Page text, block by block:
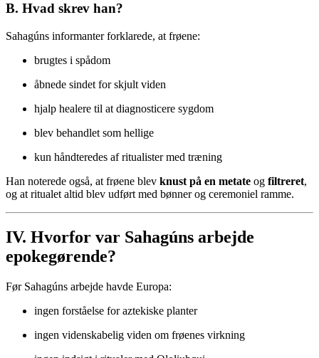
B. Hvad skrev han?
Sahagúns informanter forklarede, at frøene:
brugtes i spådom
åbnede sindet for skjult viden
hjalp healere til at diagnosticere sygdom
blev behandlet som hellige
kun håndteredes af ritualister med træning
Han noterede også, at frøene blev knust på en metate og filtreret,
og at ritualet altid blev udført med bønner og ceremoniel ramme.
IV. Hvorfor var Sahagúns arbejde
epokegørende?
Før Sahagúns arbejde havde Europa:
ingen forståelse for aztekiske planter
ingen videnskabelig viden om frøenes virkning